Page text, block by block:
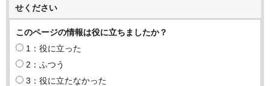
せください
このページの情報は役に立ちましたか？
1：役に立った
2：ふつう
3：役に立たなかった